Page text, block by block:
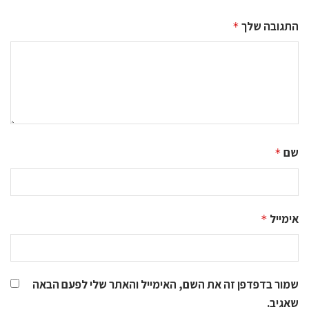
התגובה שלך *
שם *
אימייל *
שמור בדפדפן זה את השם, האימייל והאתר שלי לפעם הבאה
שאגיב.